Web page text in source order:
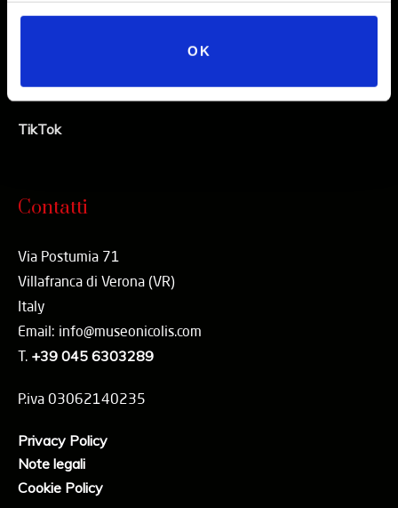
OK
TikTok
Contatti
Via Postumia 71
Villafranca di Verona (VR)
Italy
Email: info@museonicolis.com
T. +39 045 6303289
P.iva 03062140235
Privacy Policy
Note legali
Cookie Policy